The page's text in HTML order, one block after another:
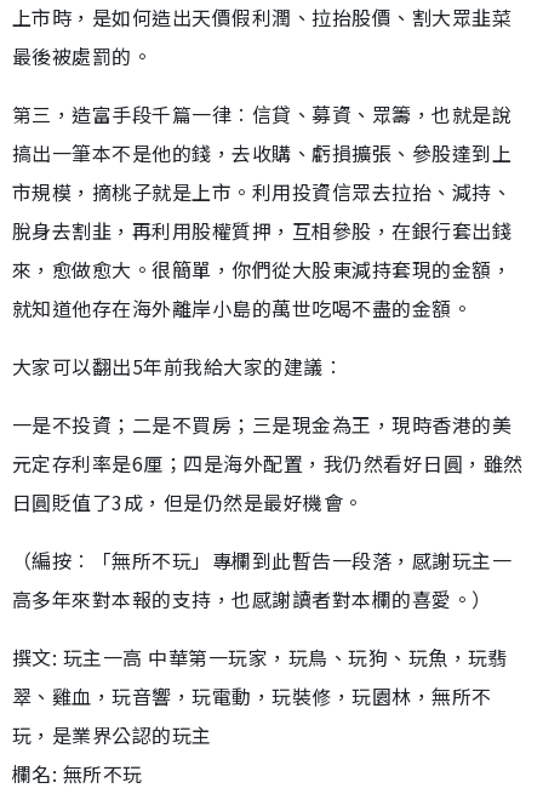
上市時，是如何造出天價假利潤、拉抬股價、割大眾韭菜
最後被處罰的。
第三，造富手段千篇一律︰信貸、募資、眾籌，也就是說
搞出一筆本不是他的錢，去收購、虧損擴張、參股達到上
市規模，摘桃子就是上市。利用投資信眾去拉抬、減持、
脫身去割韭，再利用股權質押，互相參股，在銀行套出錢
來，愈做愈大。很簡單，你們從大股東減持套現的金額，
就知道他存在海外離岸小島的萬世吃喝不盡的金額。
大家可以翻出5年前我給大家的建議︰
一是不投資；二是不買房；三是現金為王，現時香港的美
元定存利率是6厘；四是海外配置，我仍然看好日圓，雖然
日圓貶值了3成，但是仍然是最好機會。
（編按︰「無所不玩」專欄到此暫告一段落，感謝玩主一
高多年來對本報的支持，也感謝讀者對本欄的喜愛。）
撰文: 玩主一高 中華第一玩家，玩鳥、玩狗、玩魚，玩翡
翠、雞血，玩音響，玩電動，玩裝修，玩園林，無所不
玩，是業界公認的玩主
欄名: 無所不玩